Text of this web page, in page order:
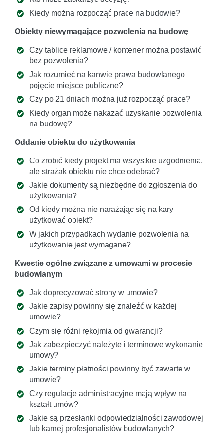
Kiedy można rozpocząć prace na budowie?
Obiekty niewymagające pozwolenia na budowę
Czy tablice reklamowe / kontener można postawić
bez pozwolenia?
Jak rozumieć na kanwie prawa budowlanego
pojęcie miejsce publiczne?
Czy po 21 dniach można już rozpocząć prace?
Kiedy organ może nakazać uzyskanie pozwolenia
na budowę?
Oddanie obiektu do użytkowania
Co zrobić kiedy projekt ma wszystkie uzgodnienia,
ale strażak obiektu nie chce odebrać?
Jakie dokumenty są niezbędne do zgłoszenia do
użytkowania?
Od kiedy można nie narażając się na kary
użytkować obiekt?
W jakich przypadkach wydanie pozwolenia na
użytkowanie jest wymagane?
Kwestie ogólne związane z umowami w procesie
budowlanym
Jak doprecyzować strony w umowie?
Jakie zapisy powinny się znaleźć w każdej
umowie?
Czym się różni rękojmia od gwarancji?
Jak zabezpieczyć należyte i terminowe wykonanie
umowy?
Jakie terminy płatności powinny być zawarte w
umowie?
Czy regulacje administracyjne mają wpływ na
kształt umów?
Jakie są przesłanki odpowiedzialności zawodowej
lub karnej profesjonalistów budowlanych?